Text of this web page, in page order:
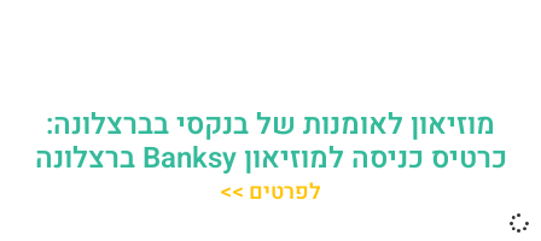
מוזיאון לאומנות של בנקסי בברצלונה:
כרטיס כניסה למוזיאון Banksy ברצלונה
לפרטים >>